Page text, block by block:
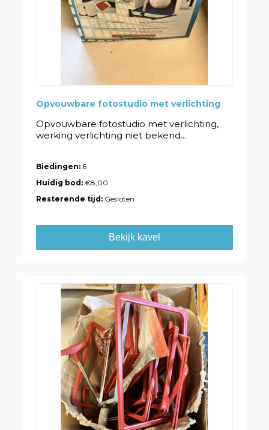
Opvouwbare fotostudio met verlichting
Opvouwbare fotostudio met verlichting,
werking verlichting niet bekend...
Biedingen: 6
Huidig bod:€8,00
Resterende tijd: Gesloten
Bekijk kavel